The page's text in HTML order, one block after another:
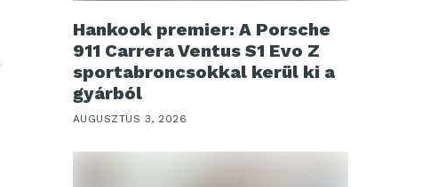
Hankook premier: A Porsche
911 Carrera Ventus S1 Evo Z
sportabroncsokkal kerül ki a
gyárból
AUGUSZTUS 3, 2026